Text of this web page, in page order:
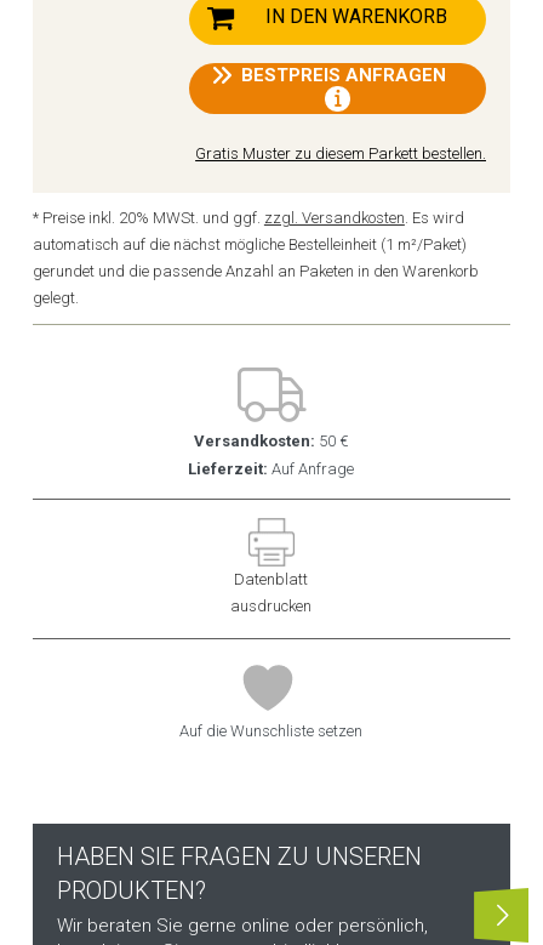
IN DEN WARENKORB
BESTPREIS ANFRAGEN
Gratis Muster zu diesem Parkett bestellen.
* Preise inkl. 20% MWSt. und ggf. zzgl. Versandkosten . Es wird
automatisch auf die nächst mögliche Bestelleinheit (1 m²/Paket)
gerundet und die passende Anzahl an Paketen in den Warenkorb
gelegt.
Versandkosten: 50 €
Lieferzeit: Auf Anfrage
Datenblatt
ausdrucken
Auf die Wunschliste setzen
HABEN SIE FRAGEN ZU UNSEREN
PRODUKTEN?
Wir beraten Sie gerne online oder persönlich,